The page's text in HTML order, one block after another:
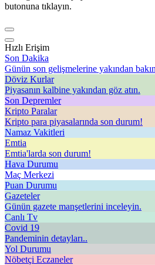
butonuna tıklayın.
Hızlı Erişim
Son Dakika
Günün son gelişmelerine yakından
Döviz Kurlar
Piyasanın kalbine yakından göz atın.
Son Depremler
Kripto Paralar
Kripto para piyasalarında son durum!
Namaz Vakitleri
Emtia
Emtia'larda son durum!
Hava Durumu
Maç Merkezi
Puan Durumu
Gazeteler
Günün gazete manşetlerini inceleyin.
Canlı Tv
Covid 19
Pandeminin detayları..
Yol Durumu
Nöbetçi Eczaneler